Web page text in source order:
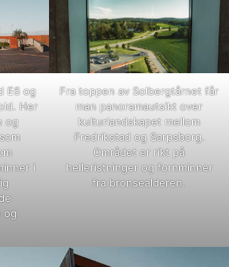
E6 og
Her
og
i
og
Fra toppen av Solbergtårnet får
man panoramautsikt over
kulturlandskapet mellom
Fredrikstad og Sarpsborg.
Området er rikt på
helleristninger og fornminner
fra bronsealderen.